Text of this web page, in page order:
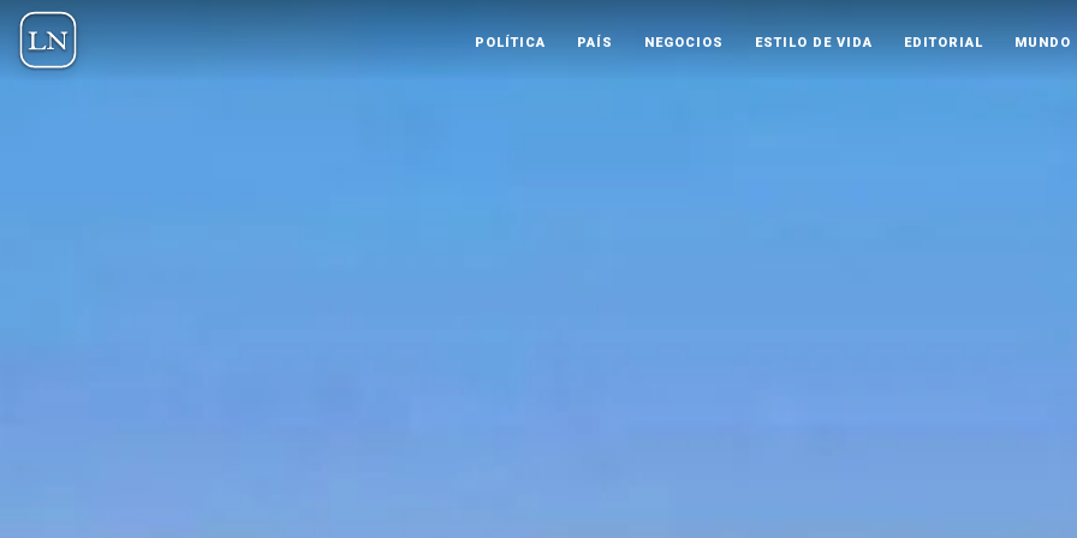
POLÍTICA PAÍS NEGOCIOS ESTILO DE VIDA EDITORIAL MUNDO